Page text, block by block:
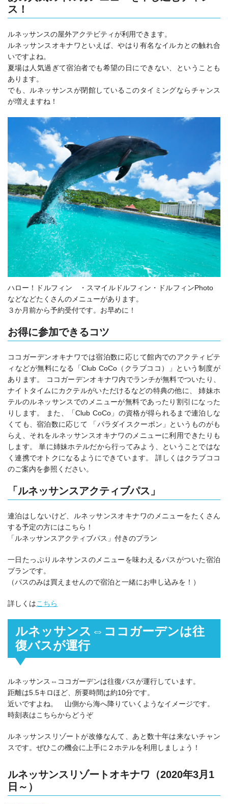
ス！
ルネッサンスの屋外アクテビティが利用できます。
ルネッサンスオキナワといえば、やはり有名なイルカとの触れ合
いですよね。
夏場は人気過ぎて宿泊者でも希望の日にできない、ということも
あります。
でも、ルネッサンスが閉館しているこのタイミングならチャンス
が増えますね！
ハロー！ドルフィン ・スマイルドルフィン・ドルフィンPhoto
などなどたくさんのメニューがあります。
３か月前から予約受付です。お早めに！
お得に参加できるコツ
ココガーデンオキナワでは宿泊数に応じて館内でのアクティビテ
ィなどが無料になる「Club CoCo（クラブココ）」という制度が
あります。 ココガーデンオキナワ内でランチが無料でついたり、
ナイトタイムにカクテルがいただけるなどの特典の他に、 姉妹ホ
テルのルネッサンスでのメニューが無料であったり割引になった
りします。 また、「Club CoCo」の資格が得られるまで連泊しな
くても、宿泊数に応じて 「パラダイスクーポン」というものがも
らえ、それをルネッサンスオキナワのメニューに利用できたりも
します。 単に姉妹ホテルだから行ってみよう、ということではな
く連携でオトクになるようにできています。 詳しくはクラブココ
のご案内を参照ください。
「ルネッサンスアクティブパス」
連泊はしないけど、ルネッサンスオキナワのメニューをたくさん
する予定の方にはこちら！
「ルネッサンスアクティブパス」付きのプラン
一日たっぷりルネサンスのメニューを味わえるパスがついた宿泊
プランです。
（パスのみは買えませんので宿泊と一緒にお申し込みを！）
詳しくはこちら
ルネッサンス⇔ココガーデンは往
復バスが運行
ルネッサンス⇔ココガーデンは往復バスが運行しています。
距離は5.5キロほど、所要時間は約10分です。
近いですよね。 山側から海へ降りていくようなイメージです。
時刻表はこちらからどうぞ
ルネッサンスリゾートが改修なんて、あと数十年は来ないチャン
スです。ぜひこの機会に上手に２ホテルを利用しましょう！
ルネッサンスリゾートオキナワ（2020年3月1
日～）